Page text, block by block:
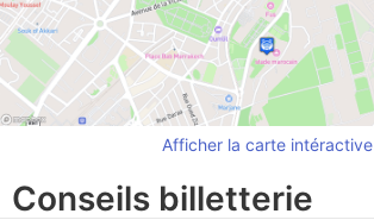
Afficher la carte intéractive
Conseils billetterie